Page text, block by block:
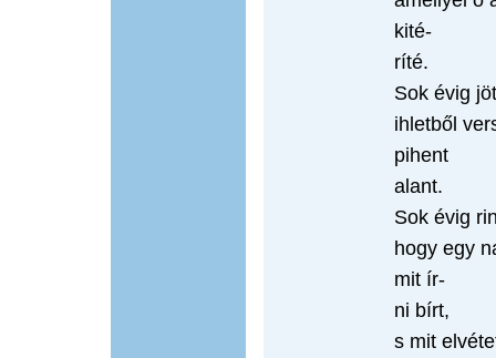
kité-
ríté.
Sok évig
ihletből
pihent
alant.
Sok évig
hogy egy
mit ír-
ni bírt,
s mit